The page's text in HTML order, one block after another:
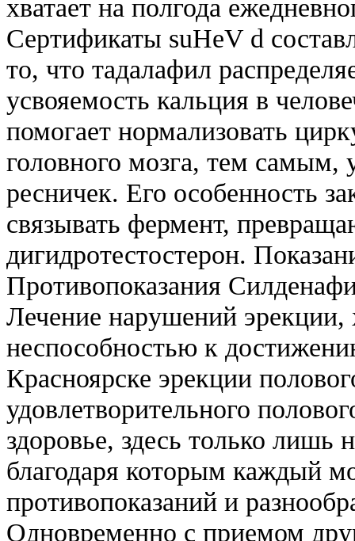
хватает на полгода
Сертификаты suHeV d
то, что тадалафил
усвояемость кальция в
помогает нормализовать
головного мозга, тем самым,
ресничек. Его особенность
связывать фермент,
дигидротестостерон.
Противопоказания
Лечение нарушений эрекции,
неспособностью к
Красноярске эрекции
удовлетворительного
здоровье, здесь только лишь
благодаря которым каждый
противопоказаний и
Одновременно с приемом